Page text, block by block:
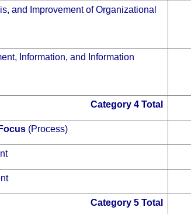
and Improvement of Organizational
Information, and Information
Category 4 Total
(Process)
Category 5 Total